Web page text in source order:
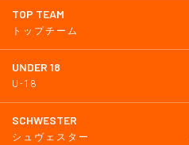
TOP TEAM
トップチーム
UNDER 18
U-18
SCHWESTER
シュヴェスター